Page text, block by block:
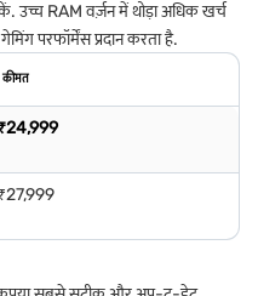
उच्च RAM वर्ज़न में थोड़ा अधिक खर्च
परफॉर्मेंस प्रदान करता है.
कीमत